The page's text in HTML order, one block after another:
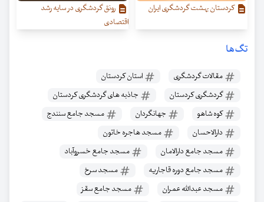
کردستان بهشت گردشگری ایران
رونق گردشگری در سایه رشد
اقتصادی
تگ‌ها
مقالات گردشگری
استان کردستان
گردشگری کردستان
جاذبه های گردشگری کردستان
کوه شاهو
جهانگردان
مسجد جامع سنندج
دارالاحسان
مسجد هاجره خاتون
مسجد جامع دارالامان
مسجد جامع خسروآباد
مسجد جامع دوره قاجاریه
مسجد سرخ
مسجد عبدالله عمران
مسجد جامع سقز